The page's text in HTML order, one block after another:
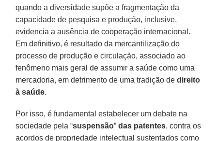
quando a diversidade supõe a fragmentação da
capacidade de pesquisa e produção, inclusive,
evidencia a ausência de cooperação internacional.
Em definitivo, é resultado da mercantilização do
processo de produção e circulação, associado ao
fenômeno mais geral de assumir a saúde como uma
mercadoria, em detrimento de uma tradição dedireito
à saúde.
Por isso, é fundamental estabelecer um debate na
sociedade pela “suspensão”das patentes, contra os
acordos de propriedade intelectual sustentados como